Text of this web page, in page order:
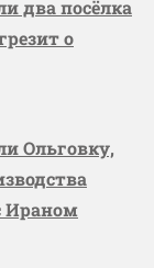
два посёлка
о
Ольговку,
Ираном